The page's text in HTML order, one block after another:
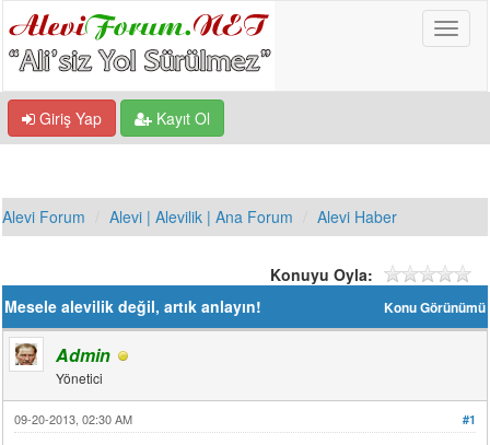
Giriş Yap Kayıt Ol
Alevi Forum Alevi | Alevilik | Ana Forum Alevi Haber
Konuyu Oyla:
Konu Görünümü
Mesele alevilik değil, artık anlayın!
Admin
Yönetici
#1
09-20-2013, 02:30 AM